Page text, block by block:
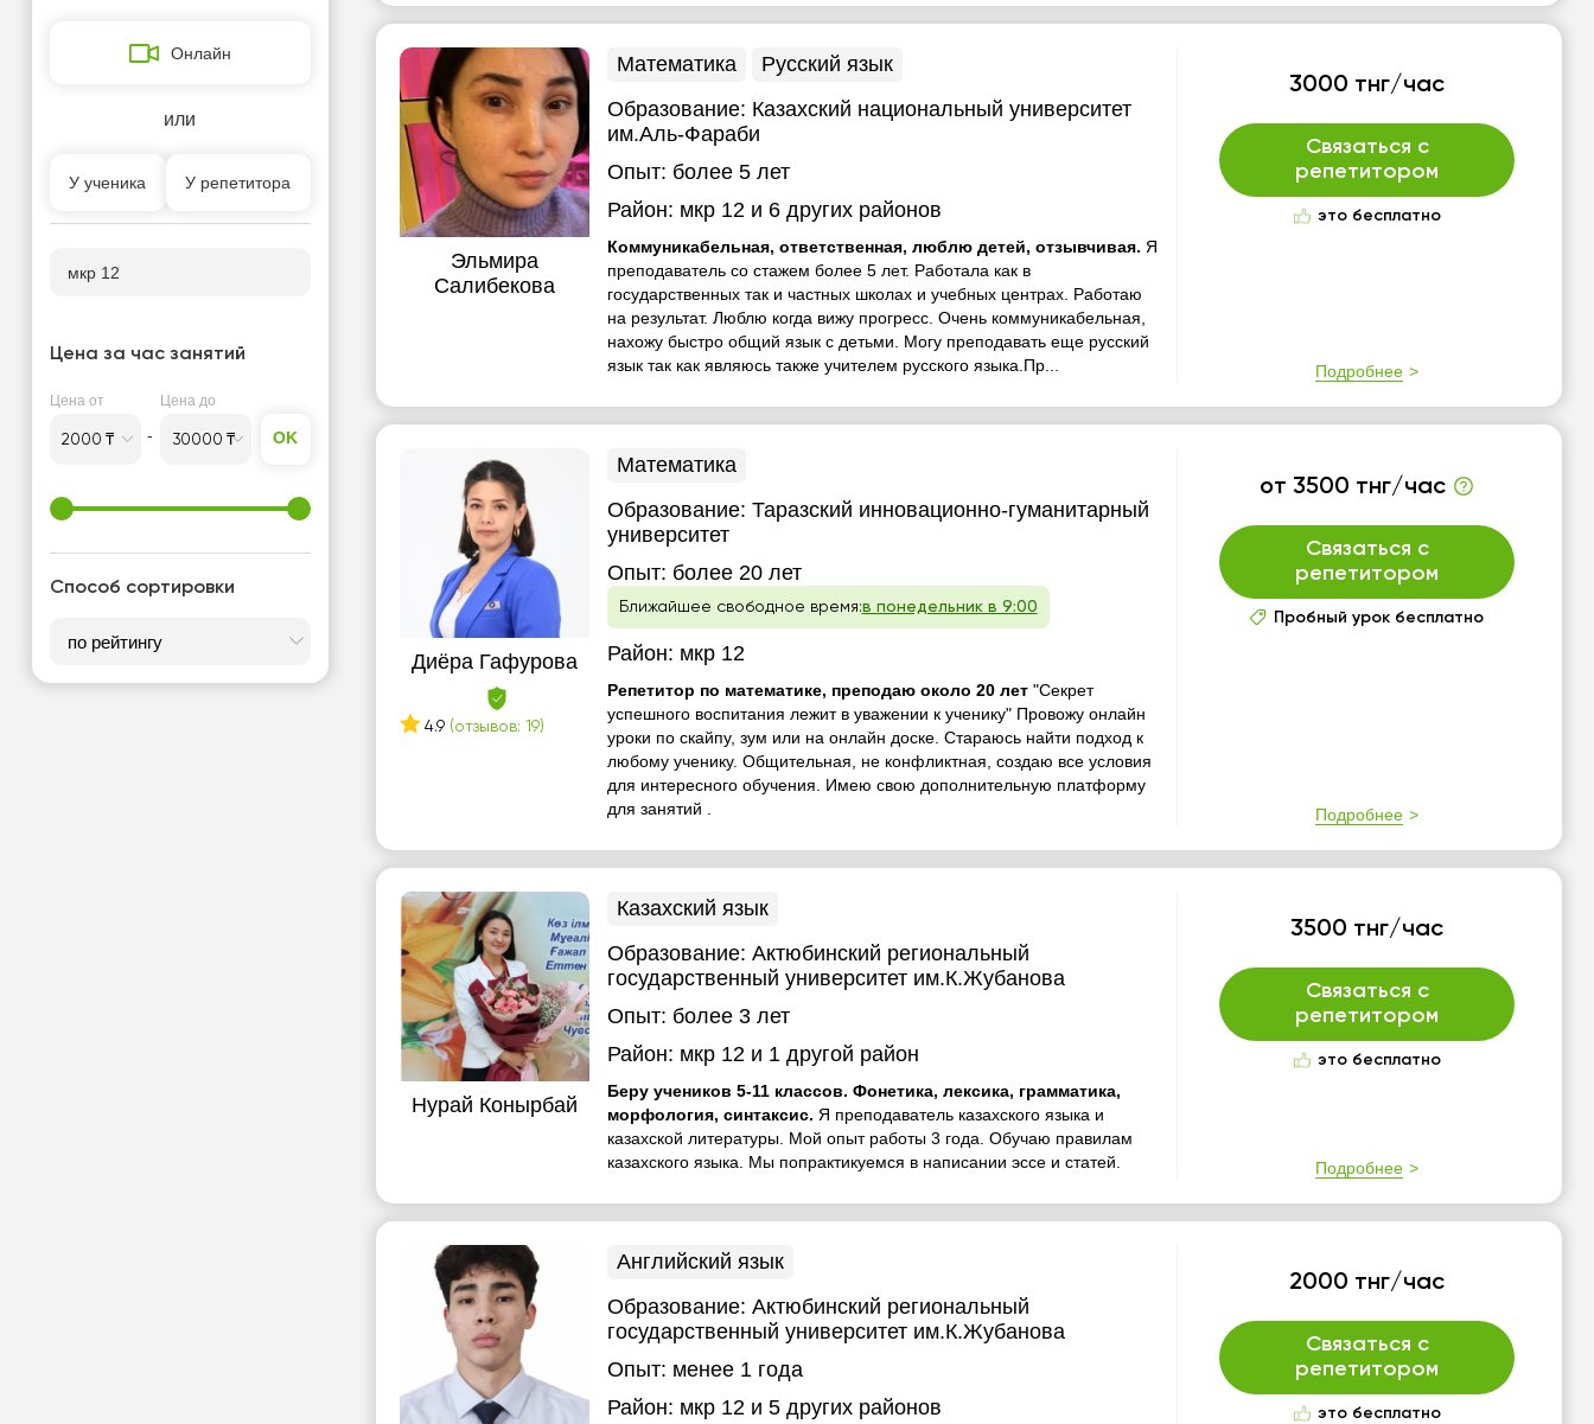
Эльмира
Салибекова
Математика
Русский язык
Образование: Казахский национальный университет
им.Аль-Фараби
Опыт: более 5 лет
Район: мкр 12и 6 других районов
Коммуникабельная, ответственная, люблю детей, отзывчивая. Я
преподаватель со стажем более 5 лет. Работала как в
государственных так и частных школах и учебных центрах. Работаю
на результат. Люблю когда вижу прогресс. Очень коммуникабельная,
нахожу быстро общий язык с детьми. Могу преподавать еще русский
язык так как являюсь также учителем русского языка.Пр...
3000 тнг/час
Связаться с
репетитором
это бесплатно
Подробнее
Диёра Гафурова
4.9 (отзывов: 19)
Математика
Образование: Таразский инновационно-гуманитарный
университет
Опыт: более 20 лет
Ближайшее свободное время:в понедельник в 9:00
Район: мкр 12
Репетитор по математике, преподаю около 20 лет "Секрет
успешного воспитания лежит в уважении к ученику" Провожу онлайн
уроки по скайпу, зум или на онлайн доске. Стараюсь найти подход к
любому ученику. Общительная, не конфликтная, создаю все условия
для интересного обучения. Имею свою дополнительную платформу
для занятий .
от 3500 тнг/час
Связаться с
репетитором
Пробный урок бесплатно
Подробнее
Нурай Конырбай
Казахский язык
Образование: Актюбинский региональный
государственный университет им.К.Жубанова
Опыт: более 3 лет
Район: мкр 12и 1 другой район
Беру учеников 5-11 классов. Фонетика, лексика, грамматика,
морфология, синтаксис. Я преподаватель казахского языка и
казахской литературы. Мой опыт работы 3 года. Обучаю правилам
казахского языка. Мы попрактикуемся в написании эссе и статей.
3500 тнг/час
Связаться с
репетитором
это бесплатно
Подробнее
Английский язык
Образование: Актюбинский региональный
государственный университет им.К.Жубанова
Опыт: менее 1 года
Район: мкр 12и 5 других районов
2000 тнг/час
Связаться с
репетитором
это бесплатно
Литература
Подготовка к школе
Т
Турецкий язык
Онлайн
или
У ученика У репетитора
мкр 12
Цена за час занятий
Цена от Цена до
OK
Способ сортировки